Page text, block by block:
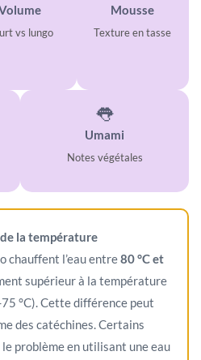
vs lungo
Mousse
Texture en tasse
👅
Umami
Notes végétales
de la température
chauffent l’eau entre80 °C et
supérieur à la température
°C). Cette différence peut
des catéchines. Certains
problème en utilisant une eau